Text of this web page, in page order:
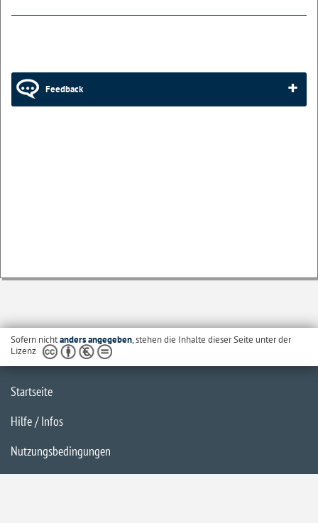
Feedback
Sofern nichtanders angegeben, stehen die Inhalte dieser Seite unter der
Lizenz
Startseite
Hilfe / Infos
Nutzungsbedingungen